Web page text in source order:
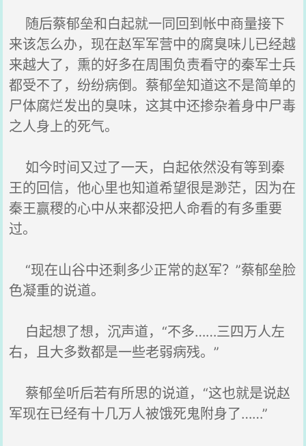
随后蔡郁垒和白起就一同回到帐中商量接下
来该怎么办，现在赵军军营中的腐臭味儿已经越
来越大了，熏的好多在周围负责看守的秦军士兵
都受不了，纷纷病倒。蔡郁垒知道这不是简单的
尸体腐烂发出的臭味，这其中还掺杂着身中尸毒
之人身上的死气。
如今时间又过了一天，白起依然没有等到秦
王的回信，他心里也知道希望很是渺茫，因为在
秦王赢稷的心中从来都没把人命看的有多重要
过。
“现在山谷中还剩多少正常的赵军？”蔡郁垒脸
色凝重的说道。
白起想了想，沉声道，“不多……三四万人左
右，且大多数都是一些老弱病残。”
蔡郁垒听后若有所思的说道，“这也就是说赵
军现在已经有十几万人被饿死鬼附身了……”